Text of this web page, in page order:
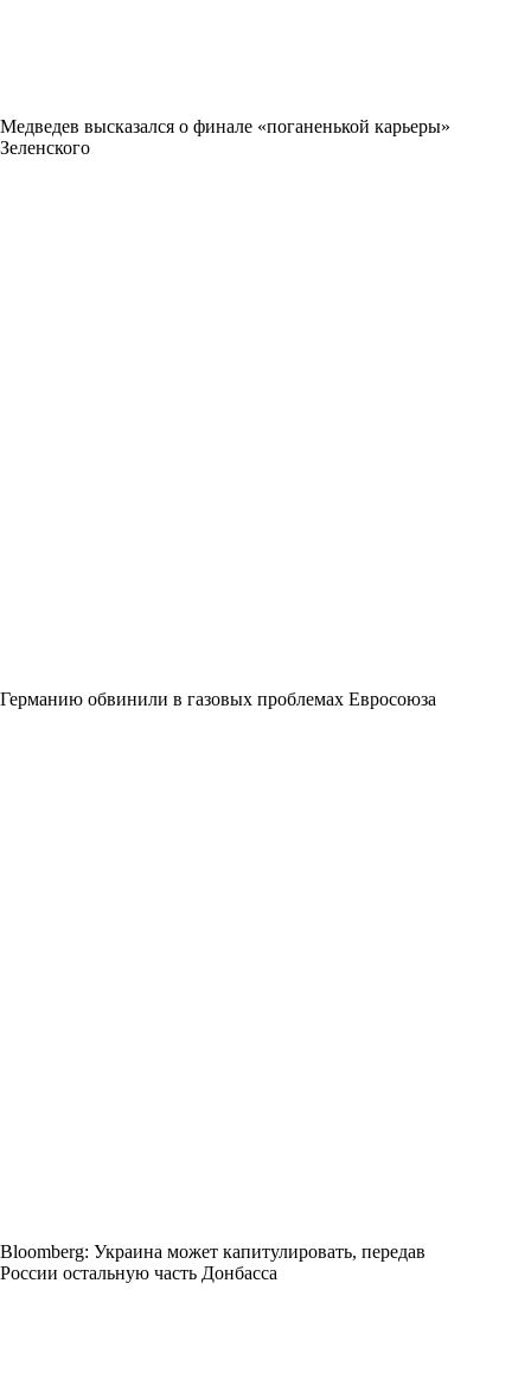
Медведев высказался о финале «поганенькой карьеры»
Зеленского
Германию обвинили в газовых проблемах Евросоюза
Bloomberg: Украина может капитулировать, передав
России остальную часть Донбасса